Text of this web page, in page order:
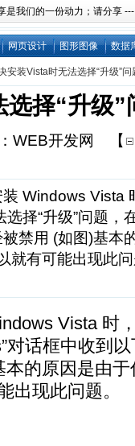
我们的一份动力；请分享
网页设计 图形图像 数据
安装Vista时无法选择“升级”问
择“升级”
WEB开发网
【
Windows Vista
择“升级”问题，
禁用 (如图)基本
就有可能出现此
Vista 时
对话框中收到
的原因是由于
出现此问题。